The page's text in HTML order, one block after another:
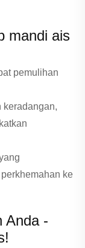
mandi ais
pemulihan
keradangan,
ke
Anda -